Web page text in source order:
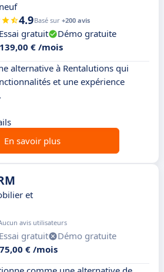
4.9Basé sur +200 avis
Essai gratuit
Démo gratuite
139,00 € /mois
alternative à Rentalutions qui
et une expérience
En savoir plus
et
avis utilisateurs
Essai gratuit
Démo gratuite
75,00 € /mois